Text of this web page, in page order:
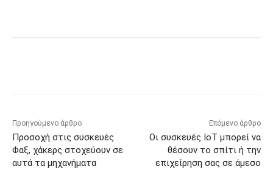
Προηγούμενο άρθρο
Προσοχή στις συσκευές
Φαξ, χάκερς στοχεύουν σε
αυτά τα μηχανήματα
Επόμενο άρθρο
Οι συσκευές IoT μπορεί να
θέσουν το σπίτι ή την
επιχείρηση σας σε άμεσο